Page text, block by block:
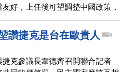
好，上任後可望調整中國政策，
外長還有變數。
讚捷克是台在歐貴人
克參議長韋德齊召開聯合記者